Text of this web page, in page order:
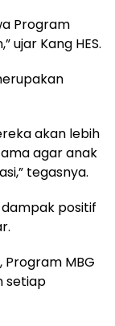
Program
ujar Kang HES.
akan lebih
agar anak
tegasnya.
dampak positif
Program MBG
setiap